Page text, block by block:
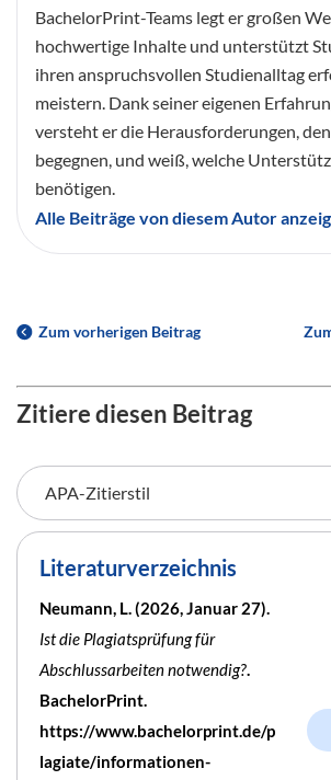
BachelorPrint-Teams legt er großen
hochwertige Inhalte und unterstützt
ihren anspruchsvollen Studienalltag
meistern. Dank seiner eigenen
versteht er die Herausforderungen,
begegnen, und weiß, welche
benötigen.
Alle Beiträge von diesem Autor
Zum vorherigen Beitrag
Zitiere diesen Beitrag
Literaturverzeichnis
Neumann, L. (2026, Januar 27).
Ist die Plagiatsprüfung für
Abschlussarbeiten notwendig?.
BachelorPrint.
https://www.bachelorprint.de/p
lagiate/informationen-